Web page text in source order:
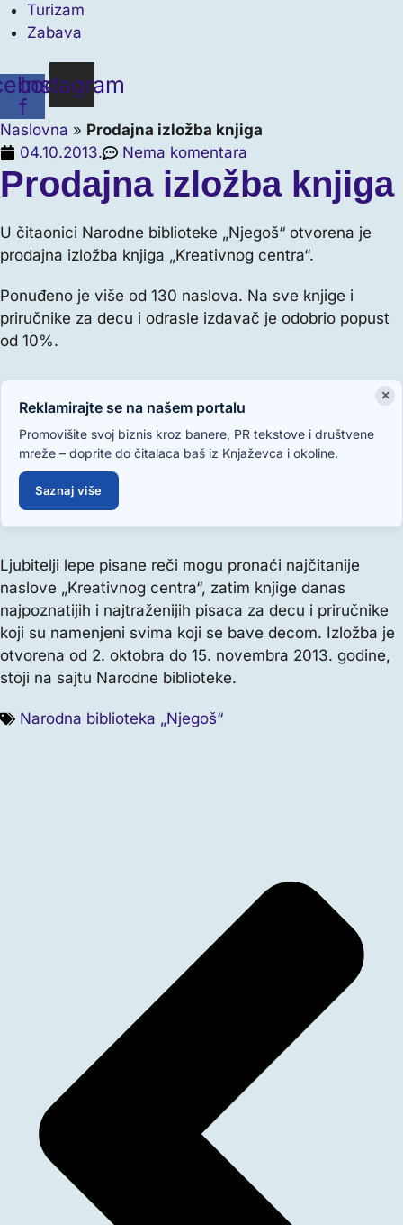
Turizam
Zabava
f
Instagram
Naslovna » Prodajna izložba knjiga
04.10.2013.
Nema komentara
Prodajna izložba knjiga
U čitaonici Narodne biblioteke „Njegoš“ otvorena je
prodajna izložba knjiga „Kreativnog centra“.
Ponuđeno je više od 130 naslova. Na sve knjige i
priručnike za decu i odrasle izdavač je odobrio popust
od 10%.
×
Reklamirajte se na našem portalu
Promovišite svoj biznis kroz banere, PR tekstove i društvene
mreže – doprite do čitalaca baš iz Knjaževca i okoline.
Saznaj više
Ljubitelji lepe pisane reči mogu pronaći najčitanije
naslove „Kreativnog centra“, zatim knjige danas
najpoznatijih i najtraženijih pisaca za decu i priručnike
koji su namenjeni svima koji se bave decom. Izložba je
otvorena od 2. oktobra do 15. novembra 2013. godine,
stoji na sajtu Narodne biblioteke.
Narodna biblioteka „Njegoš“